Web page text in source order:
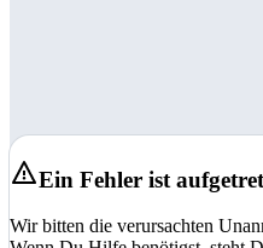
Ein Fehler ist
Wir bitten die verursachten